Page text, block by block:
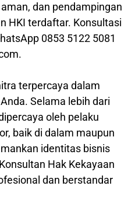
dan pendampingan
HKI terdaftar. Konsultasi
0853 5122 5081
terpercaya dalam
Selama lebih dari
oleh pelaku
baik di dalam maupun
identitas bisnis
Hak Kekayaan
dan berstandar